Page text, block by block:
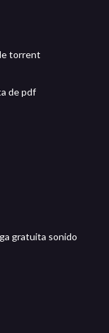
torrent
de pdf
gratuita sonido